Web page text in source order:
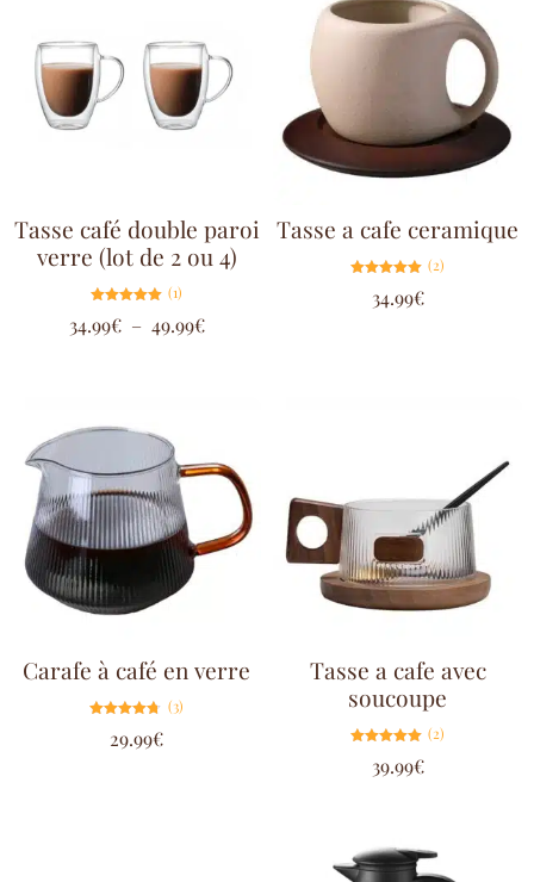
Tasse café double paroi
verre (lot de 2 ou 4)
5.00
sur 5
(1)
34.99€ – 49.99€
Tasse a cafe ceramique
5.00
sur 5
(2)
34.99€
Carafe à café en verre
4.67
sur 5
(3)
29.99€
Tasse a cafe avec
soucoupe
5.00
sur 5
(2)
39.99€